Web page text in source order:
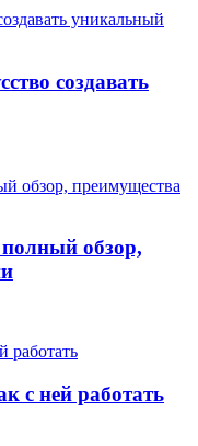
создавать
обзор,
с ней работать